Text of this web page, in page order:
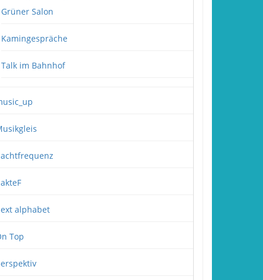
Grüner Salon
Kamingespräche
Talk im Bahnhof
alphabet
Top